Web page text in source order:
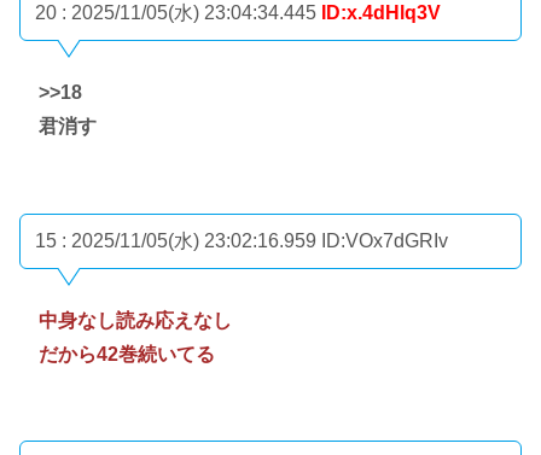
20 : 2025/11/05(水) 23:04:34.445 ID:x.4dHlq3V
>>18
君消す
15 : 2025/11/05(水) 23:02:16.959 ID:VOx7dGRIv
中身なし読み応えなし
だから42巻続いてる